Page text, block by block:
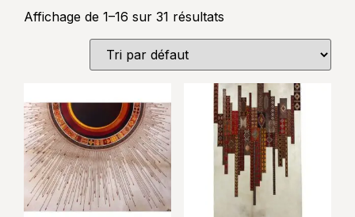
Affichage de 1–16 sur 31 résultats